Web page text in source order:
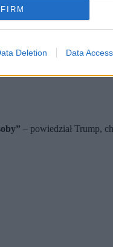
Deletion Data Access
eksport „czarnego
dotknęła
dla telewizji Fox
– powiedział Trump,